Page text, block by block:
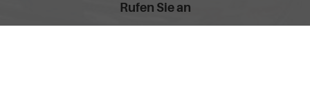
Rufen Sie an